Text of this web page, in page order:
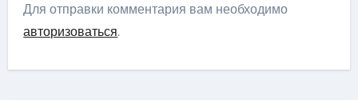
Для отправки комментария вам необходимо
авторизоваться.